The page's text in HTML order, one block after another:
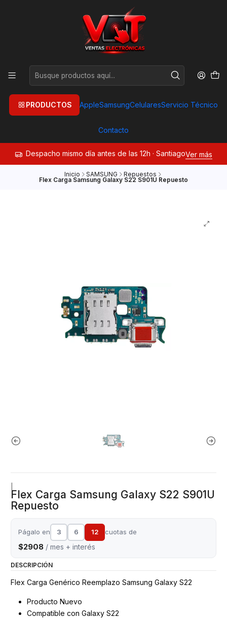
PRODUCTOS AppleSamsungCelularesServicio Técnico
Contacto
Despacho mismo día antes de las 12h · SantiagoVer más
Inicio SAMSUNG Repuestos
Flex Carga Samsung Galaxy S22 S901U Repuesto
Flex Carga Samsung Galaxy S22 S901U
Repuesto
Págalo en 3 6 12 cuotas de
$2908 / mes + interés
DESCRIPCIÓN
Flex Carga Genérico Reemplazo Samsung Galaxy S22
Producto Nuevo
Compatible con Galaxy S22